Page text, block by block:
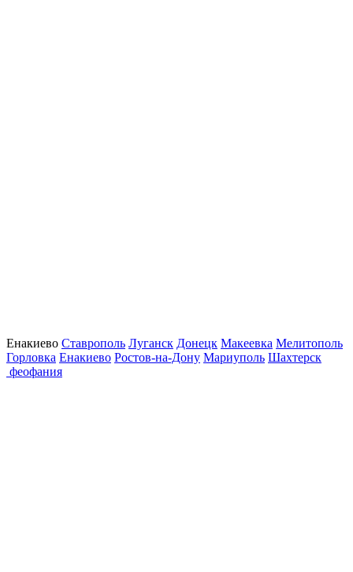
Енакиево Ставрополь Луганск Донецк Макеевка Мелитополь
Горловка Енакиево Ростов-на-Дону Мариуполь Шахтерск
феофания